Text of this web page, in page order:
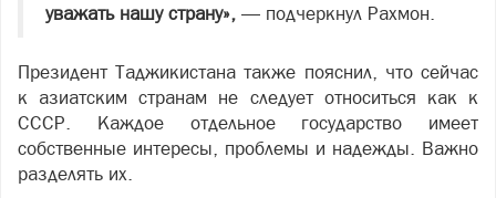
уважать нашу страну», — подчеркнул Рахмон.
Президент Таджикистана также пояснил, что сейчас
к азиатским странам не следует относиться как к
СССР. Каждое отдельное государство имеет
собственные интересы, проблемы и надежды. Важно
разделять их.